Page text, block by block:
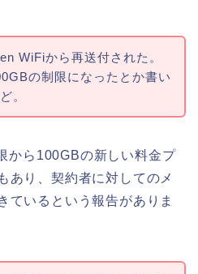
WiFiから再送付された。
の制限になったとか書い
。
から100GBの新しい料金プ
あり、契約者に対してのメ
ているという報告がありま